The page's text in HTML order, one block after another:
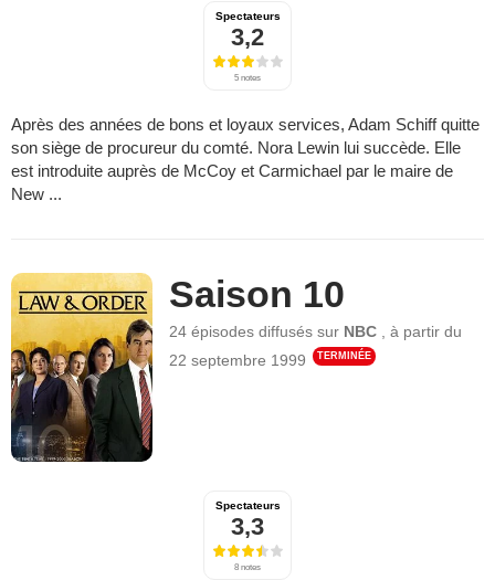
Spectateurs
3,2
5 notes
Après des années de bons et loyaux services, Adam Schiff quitte
son siège de procureur du comté. Nora Lewin lui succède. Elle
est introduite auprès de McCoy et Carmichael par le maire de
New ...
Saison 10
24 épisodes diffusés sur NBC ,à partir du
22 septembre 1999
TERMINÉE
Spectateurs
3,3
8 notes